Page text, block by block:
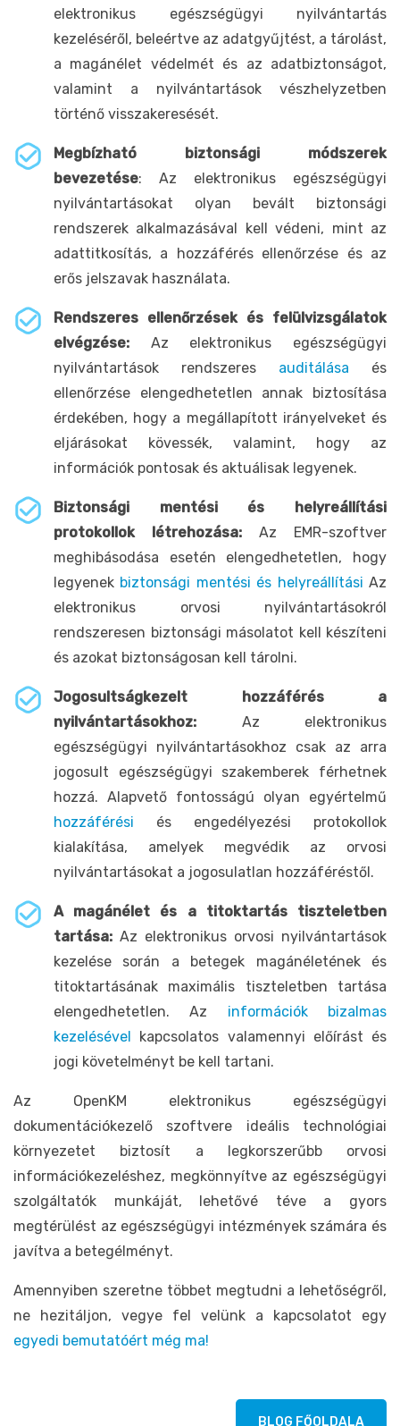
elektronikus egészségügyi nyilvántartás
kezeléséről, beleértve az adatgyűjtést, a tárolást,
a magánélet védelmét és az adatbiztonságot,
valamint a nyilvántartások vészhelyzetben
történő visszakeresését.
Megbízható biztonsági módszerek
bevezetése: Az elektronikus egészségügyi
nyilvántartásokat olyan bevált biztonsági
rendszerek alkalmazásával kell védeni, mint az
adattitkosítás, a hozzáférés ellenőrzése és az
erős jelszavak használata.
Rendszeres ellenőrzések és felülvizsgálatok
elvégzése: Az elektronikus egészségügyi
nyilvántartások rendszeres auditálása és
ellenőrzése elengedhetetlen annak biztosítása
érdekében, hogy a megállapított irányelveket és
eljárásokat kövessék, valamint, hogy az
információk pontosak és aktuálisak legyenek.
Biztonsági mentési és helyreállítási
protokollok létrehozása: Az EMR-szoftver
meghibásodása esetén elengedhetetlen, hogy
legyenek biztonsági mentési és helyreállítási Az
elektronikus orvosi nyilvántartásokról
rendszeresen biztonsági másolatot kell készíteni
és azokat biztonságosan kell tárolni.
Jogosultságkezelt hozzáférés a
nyilvántartásokhoz: Az elektronikus
egészségügyi nyilvántartásokhoz csak az arra
jogosult egészségügyi szakemberek férhetnek
hozzá. Alapvető fontosságú olyan egyértelmű
hozzáférési és engedélyezési protokollok
kialakítása, amelyek megvédik az orvosi
nyilvántartásokat a jogosulatlan hozzáféréstől.
A magánélet és a titoktartás tiszteletben
tartása: Az elektronikus orvosi nyilvántartások
kezelése során a betegek magánéletének és
titoktartásának maximális tiszteletben tartása
elengedhetetlen. Az információk bizalmas
kezelésével kapcsolatos valamennyi előírást és
jogi követelményt be kell tartani.
Az OpenKM elektronikus egészségügyi
dokumentációkezelő szoftvere ideális technológiai
környezetet biztosít a legkorszerűbb orvosi
információkezeléshez, megkönnyítve az egészségügyi
szolgáltatók munkáját, lehetővé téve a gyors
megtérülést az egészségügyi intézmények számára és
javítva a betegélményt.
Amennyiben szeretne többet megtudni a lehetőségről,
ne hezitáljon, vegye fel velünk a kapcsolatot egy
egyedi bemutatóért még ma!
BLOG FŐOLDALA